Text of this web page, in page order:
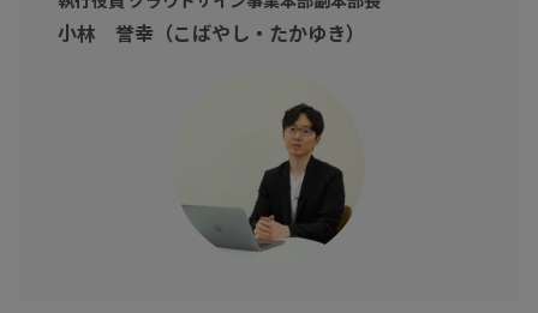
小林 誉幸（こばやし・たかゆき）